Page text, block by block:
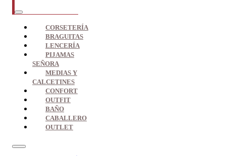
CORSETERÍA
BRAGUITAS
LENCERÍA
PIJAMAS
SEÑORA
MEDIAS Y
CALCETINES
CONFORT
OUTFIT
BAÑO
CABALLERO
OUTLET